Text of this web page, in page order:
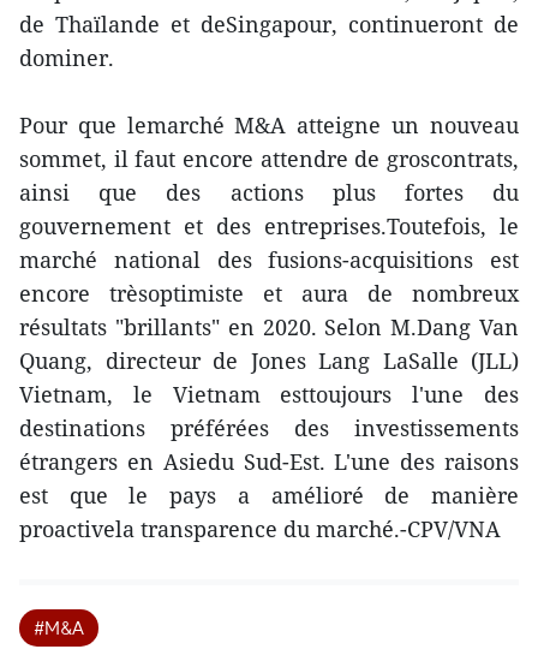
de Thaïlande et deSingapour, continueront de
dominer.
Pour que lemarché M&A atteigne un nouveau
sommet, il faut encore attendre de groscontrats,
ainsi que des actions plus fortes du
gouvernement et des entreprises.Toutefois, le
marché national des fusions-acquisitions est
encore trèsoptimiste et aura de nombreux
résultats "brillants" en 2020. Selon M.Dang Van
Quang, directeur de Jones Lang LaSalle (JLL)
Vietnam, le Vietnam esttoujours l'une des
destinations préférées des investissements
étrangers en Asiedu Sud-Est. L'une des raisons
est que le pays a amélioré de manière
proactivela transparence du marché.-CPV/VNA
#M&A